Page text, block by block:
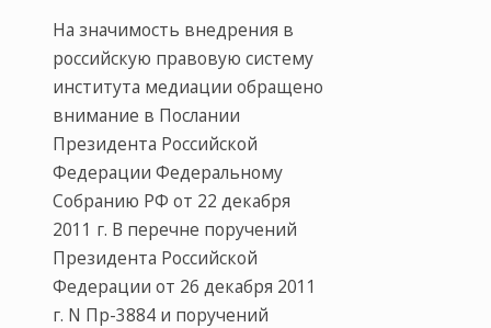
На значимость внедрения в
российскую правовую систему
института медиации обращено
внимание в Послании
Президента Российской
Федерации Федеральному
Собранию РФ от 22 декабря
2011 г. В перечне поручений
Президента Российской
Федерации от 26 декабря 2011
г. N Пр-3884 и поручений